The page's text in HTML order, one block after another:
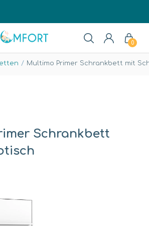
0
Multimo Primer Schrankbett mit
Schrankbett